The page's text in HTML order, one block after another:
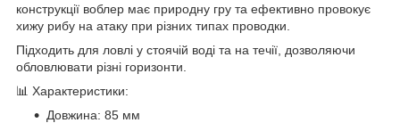
конструкції воблер має природну гру та ефективно провокує
хижу рибу на атаку при різних типах проводки.
Підходить для ловлі у стоячій воді та на течії, дозволяючи
обловлювати різні горизонти.
📊 Характеристики:
Довжина: 85 мм